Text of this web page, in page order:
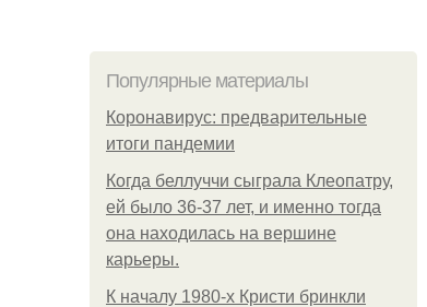
Популярные материалы
Коронавирус: предварительные
итоги пандемии
Когда беллуччи сыграла Клеопатру,
ей было 36-37 лет, и именно тогда
она находилась на вершине
карьеры.
К началу 1980-х Кристи бринкли